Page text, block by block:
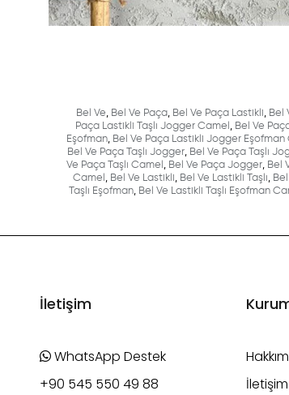
Bel Ve, Bel Ve Paça, Bel Ve Paça Lastikli, Bel
Paça Lastikli Taşlı Jogger Camel , Bel Ve
Eşofman, Bel Ve Paça Lastikli Jogger Eşofman
Bel Ve Paça Taşlı Jogger, Bel Ve Paça Taşlı
Ve Paça Taşlı Camel , Bel Ve Paça Jogger, Bel
Camel , Bel Ve Lastikli, Bel Ve Lastikli Taşlı,
Taşlı Eşofman, Bel Ve Lastikli Taşlı Eşofman
İletişim
WhatsApp Destek
+90 545 550 49 88
İletişim